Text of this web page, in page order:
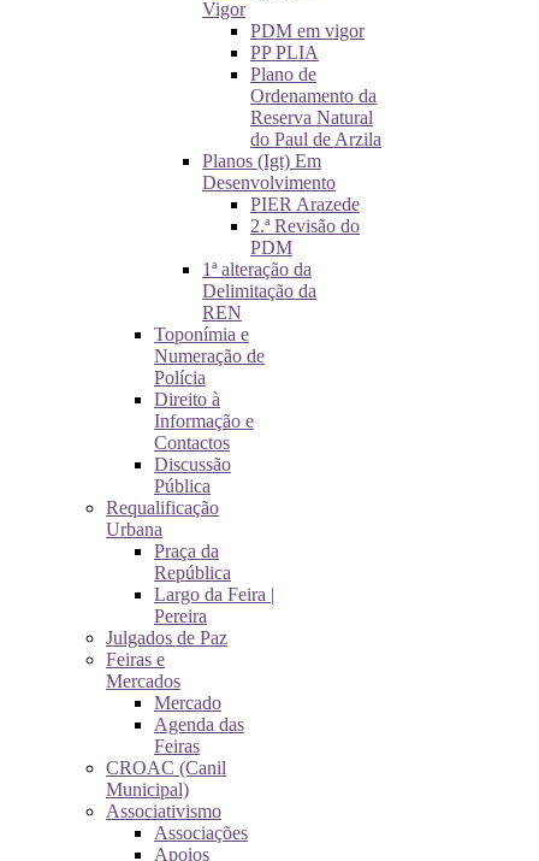
Vigor
PDM em vigor
PP PLIA
Plano de
Ordenamento da
Reserva Natural
do Paul de Arzila
Planos (Igt) Em
Desenvolvimento
PIER Arazede
2.ª Revisão do
PDM
1ª alteração da
Delimitação da
REN
Toponímia e
Numeração de
Polícia
Direito à
Informação e
Contactos
Discussão
Pública
Requalificação
Urbana
Praça da
República
Largo da Feira |
Pereira
Julgados de Paz
Feiras e
Mercados
Mercado
Agenda das
Feiras
CROAC (Canil
Municipal)
Associativismo
Associações
Apoios